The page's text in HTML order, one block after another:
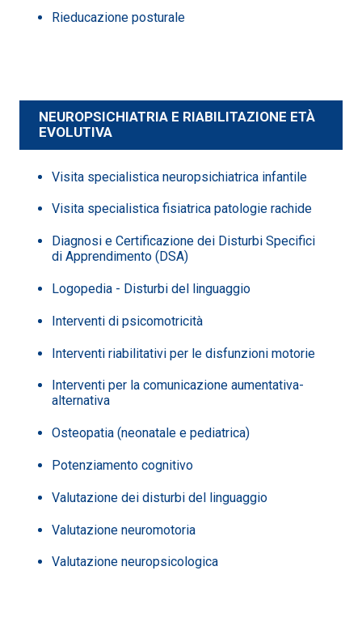
Rieducazione posturale
NEUROPSICHIATRIA E RIABILITAZIONE ETÀ
EVOLUTIVA
Visita specialistica neuropsichiatrica infantile
Visita specialistica fisiatrica patologie rachide
Diagnosi e Certificazione dei Disturbi Specifici
di Apprendimento (DSA)
Logopedia - Disturbi del linguaggio
Interventi di psicomotricità
Interventi riabilitativi per le disfunzioni motorie
Interventi per la comunicazione aumentativa-
alternativa
Osteopatia (neonatale e pediatrica)
Potenziamento cognitivo
Valutazione dei disturbi del linguaggio
Valutazione neuromotoria
Valutazione neuropsicologica